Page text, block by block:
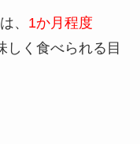
、 1か月程度
しく食べられる目